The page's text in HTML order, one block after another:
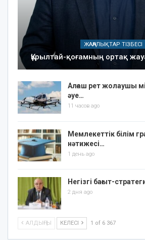
ЖАҢАЛЫҚТАР ТІЗБЕСІ
Құрылтай-қоғамның ортақ
Алғаш рет жолаушы
әуе…
11 часов ago
Мемлекеттік білім
нәтижесі…
1 день ago
Негізгі бағыт-
2 дня ago
АЛДЫҢҒЫ КЕЛЕСІ 1 of 6 367